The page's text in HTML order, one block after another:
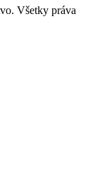
Všetky práva